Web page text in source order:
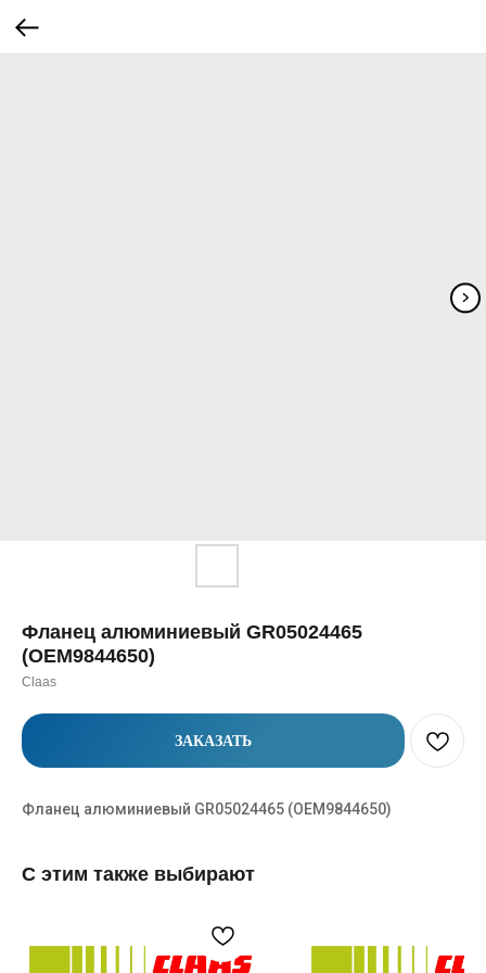
Фланец алюминиевый GR05024465
(OEM9844650)
Claas
ЗАКАЗАТЬ
Фланец алюминиевый GR05024465 (OEM9844650)
С этим также выбирают